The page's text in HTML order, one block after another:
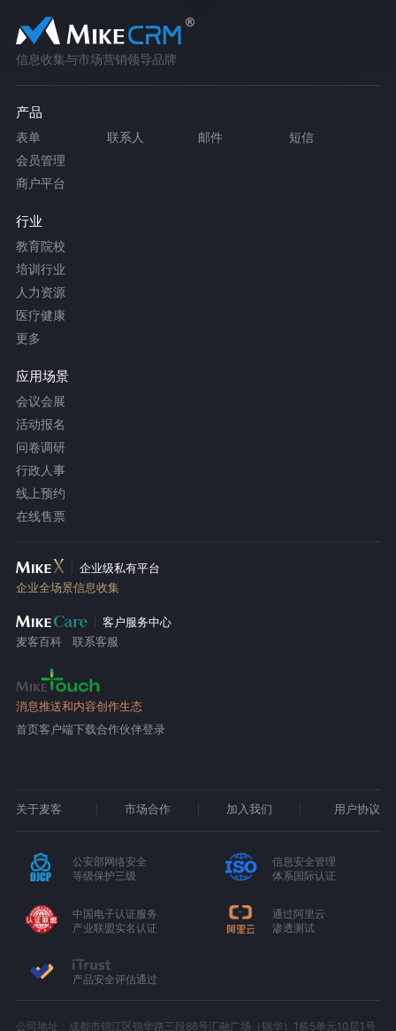
信息收集与市场营销领导品牌
产品
表单 联系人 邮件
短信
会员管理
商户平台
行业
教育院校
培训行业
人力资源
医疗健康
更多
应用场景
会议会展
活动报名
问卷调研
行政人事
线上预约
在线售票
企业级私有平台
企业全场景信息收集
客户服务中心
麦客百科
联系客服
消息推送和内容创作生态
首页客户端下载合作伙伴登录
关于麦客 市场合作 加入我们 用户协议
公安部网络安全
等级保护三级
信息安全管理
体系国际认证
中国电子认证服务
产业联盟实名认证
通过阿里云
渗透测试
产品安全评估通过
公司地址：成都市锦江区锦华路三段88号汇融广场（锦华）1栋5单元10层1号